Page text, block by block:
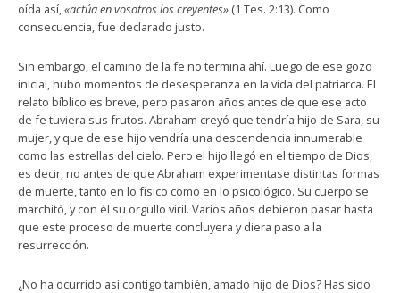
oída así,«actúa en vosotros los creyentes» (1 Tes. 2:13). Como
consecuencia, fue declarado justo.
Sin embargo, el camino de la fe no termina ahí. Luego de ese gozo
inicial, hubo momentos de desesperanza en la vida del patriarca. El
relato bíblico es breve, pero pasaron años antes de que ese acto
de fe tuviera sus frutos. Abraham creyó que tendría hijo de Sara, su
mujer, y que de ese hijo vendría una descendencia innumerable
como las estrellas del cielo. Pero el hijo llegó en el tiempo de Dios,
es decir, no antes de que Abraham experimentase distintas formas
de muerte, tanto en lo físico como en lo psicológico. Su cuerpo se
marchitó, y con él su orgullo viril. Varios años debieron pasar hasta
que este proceso de muerte concluyera y diera paso a la
resurrección.
¿No ha ocurrido así contigo también, amado hijo de Dios? Has sido